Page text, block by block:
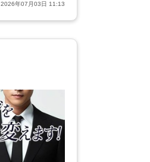
2026年07月03日 11:13